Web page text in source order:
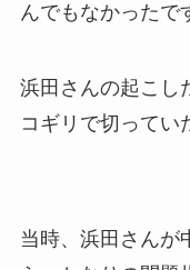
んでもなかったで
浜田さんの起こし
コギリで切ってい
当時、浜田さんが